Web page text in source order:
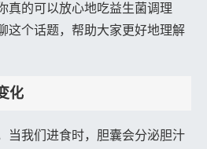
真的可以放心地吃益生菌调理
这个话题，帮助大家更好地理解
化
当我们进食时，胆囊会分泌胆汁